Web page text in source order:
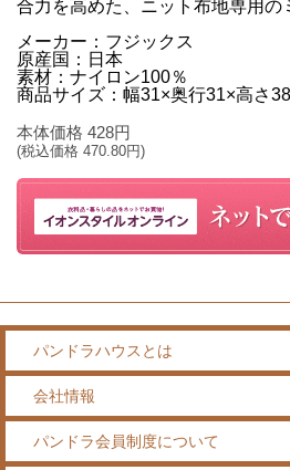
合力を高めた、ニット布地専用の
メーカー：フジックス
原産国：日本
素材：ナイロン100％
商品サイズ：幅31×奥行31×高さ
本体価格 428円
(税込価格 470.80円)
パンドラハウスとは
会社情報
パンドラ会員制度について